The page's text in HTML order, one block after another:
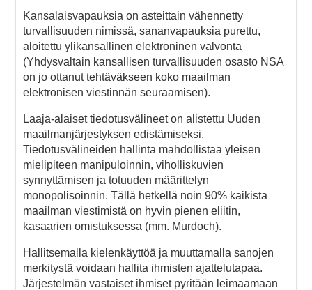
Kansalaisvapauksia on asteittain vähennetty
turvallisuuden nimissä, sananvapauksia purettu,
aloitettu ylikansallinen elektroninen valvonta
(Yhdysvaltain kansallisen turvallisuuden osasto NSA
on jo ottanut tehtäväkseen koko maailman
elektronisen viestinnän seuraamisen).
Laaja-alaiset tiedotusvälineet on alistettu Uuden
maailmanjärjestyksen edistämiseksi.
Tiedotusvälineiden hallinta mahdollistaa yleisen
mielipiteen manipuloinnin, viholliskuvien
synnyttämisen ja totuuden määrittelyn
monopolisoinnin. Tällä hetkellä noin 90% kaikista
maailman viestimistä on hyvin pienen eliitin,
kasaarien omistuksessa (mm. Murdoch).
Hallitsemalla kielenkäyttöä ja muuttamalla sanojen
merkitystä voidaan hallita ihmisten ajattelutapaa.
Järjestelmän vastaiset ihmiset pyritään leimaamaan